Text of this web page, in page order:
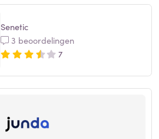
Senetic
3 beoordelingen
7